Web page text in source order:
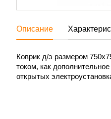
Описание
Коврик д/э размером
током, как
открытых